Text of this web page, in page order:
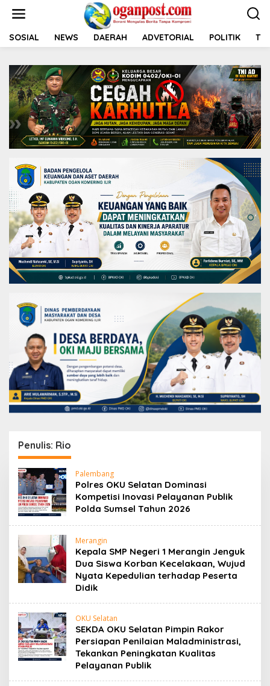
t
SOSIAL NEWS DAERAH ADVETORIAL POLITIK
Penulis: Rio
Palembang
Polres OKU Selatan Dominasi
Kompetisi Inovasi Pelayanan Publik
Polda Sumsel Tahun 2026
Merangin
Kepala SMP Negeri 1 Merangin Jenguk
Dua Siswa Korban Kecelakaan, Wujud
Nyata Kepedulian terhadap Peserta
Didik
OKU Selatan
SEKDA OKU Selatan Pimpin Rakor
Persiapan Penilaian Maladministrasi,
Tekankan Peningkatan Kualitas
Pelayanan Publik